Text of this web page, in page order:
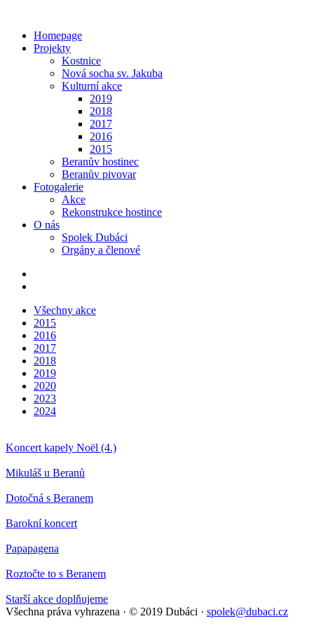
Homepage
Projekty
Kostnice
Nová socha sv. Jakuba
Kulturní akce
2019
2018
2017
2016
2015
Beranův hostinec
Beranův pivovar
Fotogalerie
Akce
Rekonstrukce hostince
O nás
Spolek Dubáci
Orgány a členové
Všechny akce
2015
2016
2017
2018
2019
2020
2023
2024
Koncert kapely Noël (4.)
Mikuláš u Beranů
Dotočná s Beranem
Barokní koncert
Papapagena
Roztočte to s Beranem
Starší akce doplňujeme
Všechna práva vyhrazena · © 2019 Dubáci · spolek@dubaci.cz